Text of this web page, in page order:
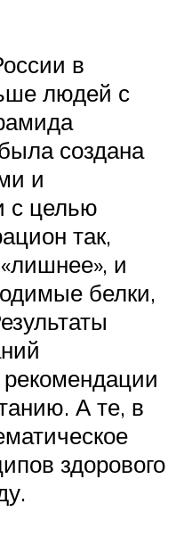
в
людей с
создана
и
с целью
так,
и
белки,
А те, в
здорового